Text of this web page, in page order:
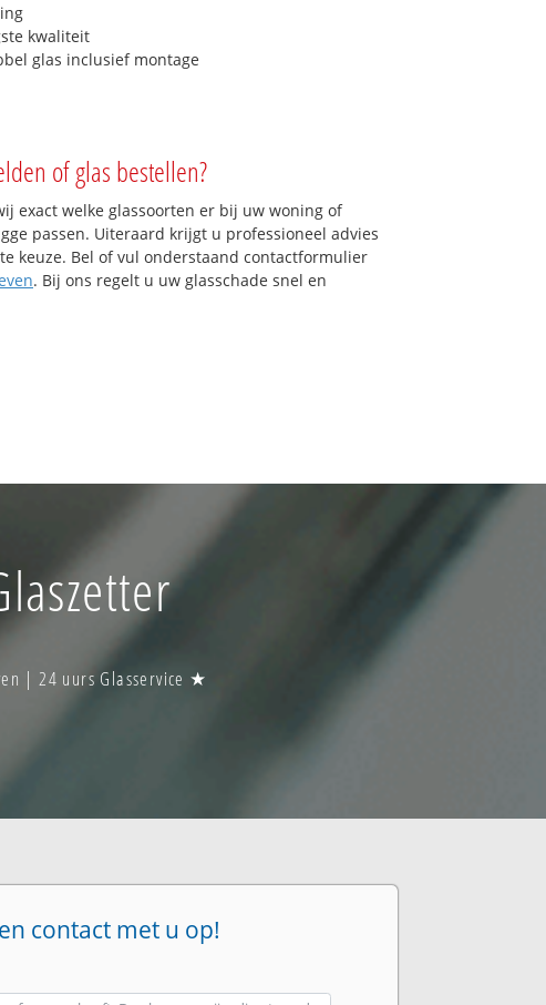
kwaliteit
glas inclusief montage
of glas bestellen?
exact welke glassoorten er bij uw woning of
passen. Uiteraard krijgt u professioneel advies
keuze. Bel of vul onderstaand contactformulier
. Bij ons regelt u uw glasschade snel en
| 24 uurs Glasservice ★
contact met u op!